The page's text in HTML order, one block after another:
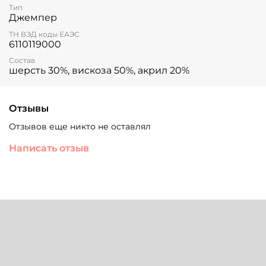
вещью вашей дочери.
Тип
Джемпер
ТН ВЭД коды ЕАЭС
6110119000
Состав
шерсть 30%, вискоза 50%, акрил 20%
Отзывы
Отзывов еще никто не оставлял
Написать отзыв